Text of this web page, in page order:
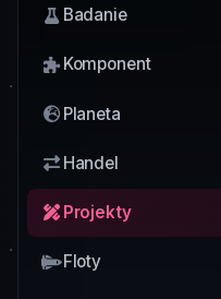
Badanie
Komponent
Planeta
Handel
Projekty
Floty